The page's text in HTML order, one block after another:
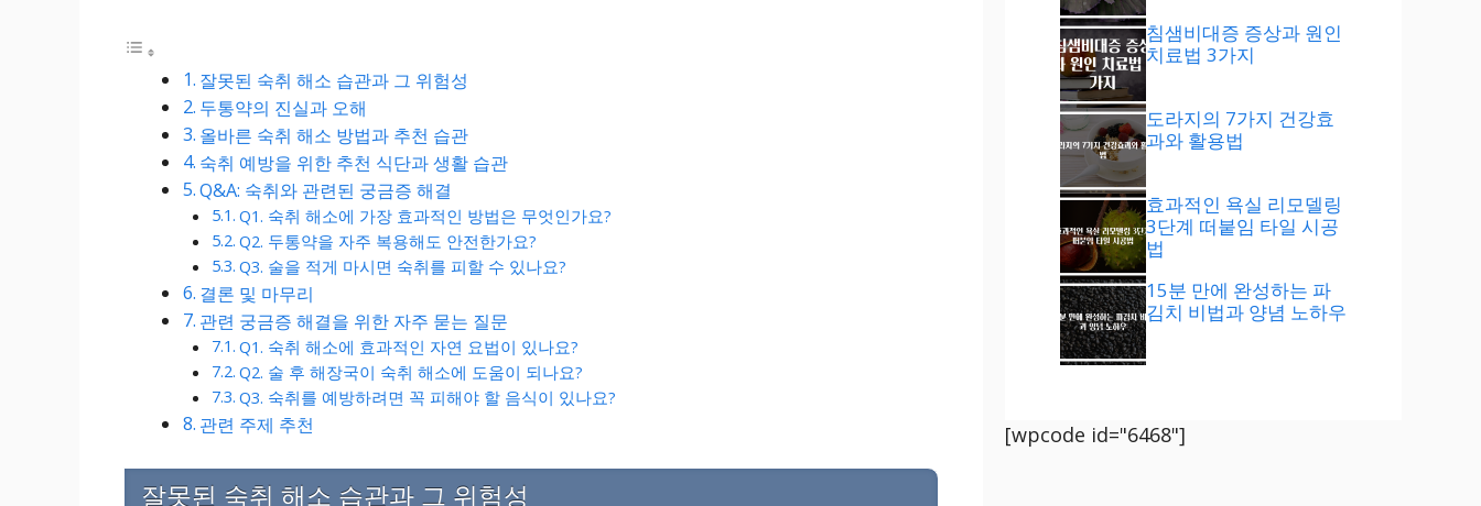
잘못된 숙취 해소 습관과 그 위험성
두통약의 진실과 오해
올바른 숙취 해소 방법과 추천 습관
숙취 예방을 위한 추천 식단과 생활 습관
Q&A: 숙취와 관련된 궁금증 해결
Q1. 숙취 해소에 가장 효과적인 방법은 무엇인가요?
Q2. 두통약을 자주 복용해도 안전한가요?
Q3. 술을 적게 마시면 숙취를 피할 수 있나요?
결론 및 마무리
관련 궁금증 해결을 위한 자주 묻는 질문
Q1. 숙취 해소에 효과적인 자연 요법이 있나요?
Q2. 술 후 해장국이 숙취 해소에 도움이 되나요?
Q3. 숙취를 예방하려면 꼭 피해야 할 음식이 있나요?
관련 주제 추천
잘못된 숙취 해소 습관과 그 위험성
침샘비대증 증상과 원인
치료법 3가지
도라지의 7가지 건강효
과와 활용법
효과적인 욕실 리모델링
3단계 떠붙임 타일 시공
법
15분 만에 완성하는 파
김치 비법과 양념 노하우
[wpcode id="6468"]